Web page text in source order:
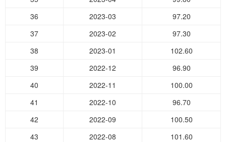
36
2023-03
97.20
37
2023-02
97.30
38
2023-01
102.60
39
2022-12
96.90
40
2022-11
100.00
41
2022-10
96.70
42
2022-09
100.50
43
2022-08 101.60